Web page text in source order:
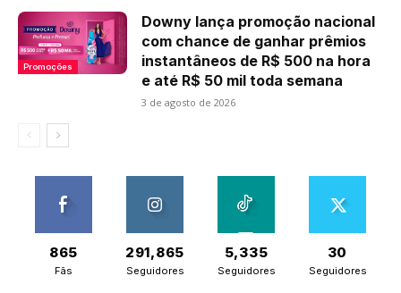
Promoções
Downy lança promoção nacional
com chance de ganhar prêmios
instantâneos de R$ 500 na hora
e até R$ 50 mil toda semana
3 de agosto de 2026
865
Fãs
291,865
Seguidores
5,335
Seguidores
30
Seguidores